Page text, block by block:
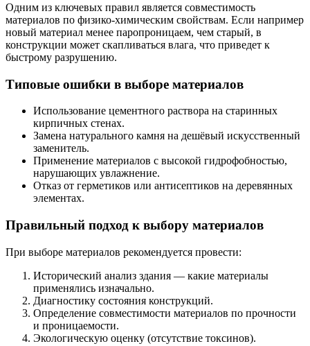
Одним из ключевых правил является совместимость
материалов по физико-химическим свойствам. Если например
новый материал менее паропроницаем, чем старый, в
конструкции может скапливаться влага, что приведет к
быстрому разрушению.
Типовые ошибки в выборе материалов
Использование цементного раствора на старинных
кирпичных стенах.
Замена натурального камня на дешёвый искусственный
заменитель.
Применение материалов с высокой гидрофобностью,
нарушающих увлажнение.
Отказ от герметиков или антисептиков на деревянных
элементах.
Правильный подход к выбору материалов
При выборе материалов рекомендуется провести:
Исторический анализ здания — какие материалы
применялись изначально.
Диагностику состояния конструкций.
Определение совместимости материалов по прочности
и проницаемости.
Экологическую оценку (отсутствие токсинов).